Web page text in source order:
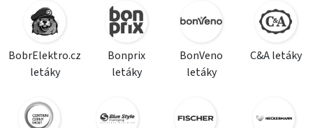
BobrElektro.cz
letáky
Bonprix
letáky
BonVeno
letáky
C&A letáky